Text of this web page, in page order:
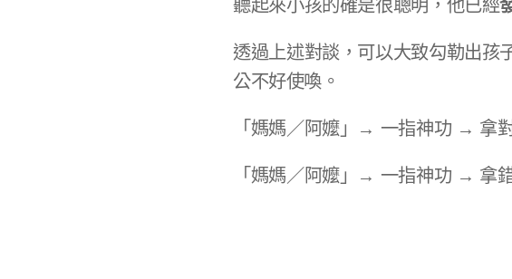
聽起來小孩的確是很聰明，他已經
透過上述對談，可以大致勾勒出孩
公不好使喚。​
「媽媽／阿嬤」→ 一指神功 → 拿
「媽媽／阿嬤」→ 一指神功 → 拿